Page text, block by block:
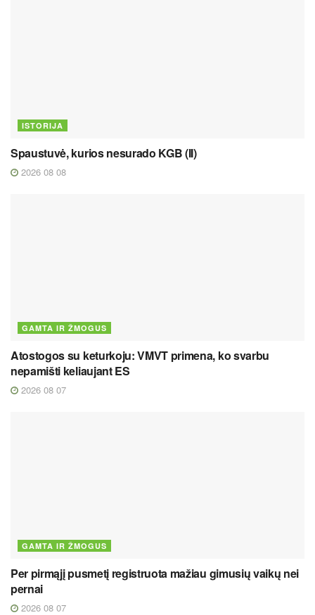
ISTORIJA
Spaustuvė, kurios nesurado KGB (II)
2026 08 08
GAMTA IR ŽMOGUS
Atostogos su keturkoju: VMVT primena, ko svarbu
nepamišti keliaujant ES
2026 08 07
GAMTA IR ŽMOGUS
Per pirmąjį pusmetį registruota mažiau gimusių vaikų nei
pernai
2026 08 07